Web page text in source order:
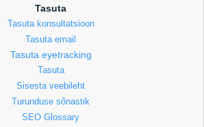
Tasuta
Tasuta konsultatsioon
Tasuta email
Tasuta eyetracking
Tasuta
Sisesta veebileht
Turunduse sõnastik
SEO Glossary